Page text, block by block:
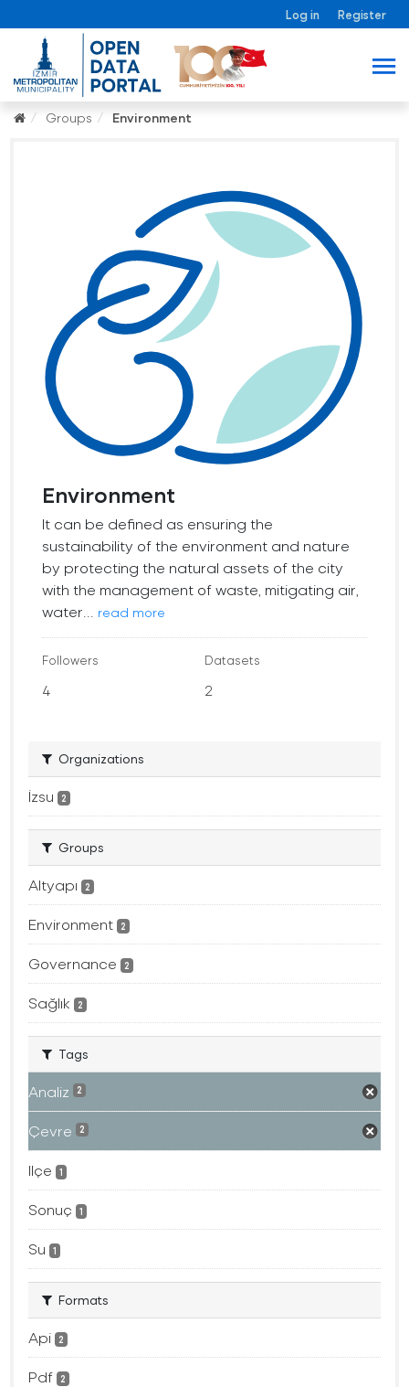
Log in Register
Groups Environment
Environment
It can be defined as ensuring the
sustainability of the environment and nature
by protecting the natural assets of the city
with the management of waste, mitigating air,
water...
read more
Followers
4
Datasets
2
Organizations
İzsu 2
Groups
Altyapı 2
Environment 2
Governance 2
Sağlık 2
Tags
Analiz 2
Çevre 2
Ilçe 1
Sonuç 1
Su 1
Formats
Api 2
Pdf 2